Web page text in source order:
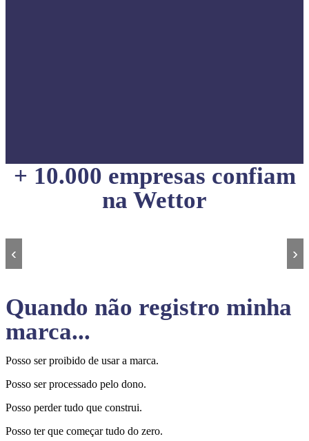
+ 10.000 empresas confiam
na Wettor
‹ ›
Quando não registro minha
marca...
Posso ser proibido de usar a marca.
Posso ser processado pelo dono.
Posso perder tudo que construi.
Posso ter que começar tudo do zero.